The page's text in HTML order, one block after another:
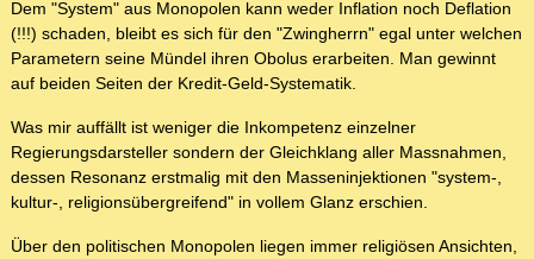
Dem "System" aus Monopolen kann weder Inflation noch Deflation
(!!!) schaden, bleibt es sich für den "Zwingherrn" egal unter welchen
Parametern seine Mündel ihren Obolus erarbeiten. Man gewinnt
auf beiden Seiten der Kredit-Geld-Systematik.
Was mir auffällt ist weniger die Inkompetenz einzelner
Regierungsdarsteller sondern der Gleichklang aller Massnahmen,
dessen Resonanz erstmalig mit den Masseninjektionen "system-,
kultur-, religionsübergreifend" in vollem Glanz erschien.
Über den politischen Monopolen liegen immer religiösen Ansichten,